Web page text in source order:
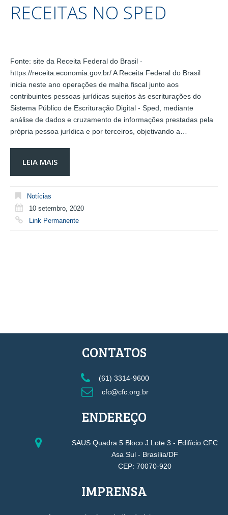
RECEITAS NO SPED
Fonte: site da Receita Federal do Brasil -
https://receita.economia.gov.br/ A Receita Federal do Brasil
inicia neste ano operações de malha fiscal junto aos
contribuintes pessoas jurídicas sujeitos às escriturações do
Sistema Público de Escrituração Digital - Sped, mediante
análise de dados e cruzamento de informações prestadas pela
própria pessoa jurídica e por terceiros, objetivando a…
LEIA MAIS
Notícias
10 setembro, 2020
Link Permanente
CONTATOS
(61) 3314-9600
cfc@cfc.org.br
ENDEREÇO
SAUS Quadra 5 Bloco J Lote 3 - Edifício CFC
Asa Sul - Brasília/DF
CEP: 70070-920
IMPRENSA